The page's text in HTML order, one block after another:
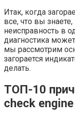
Итак, когда
все, что вы
неисправность в
диагностика
мы рассмотрим
загорается
делать.
ТОП-10
check engine